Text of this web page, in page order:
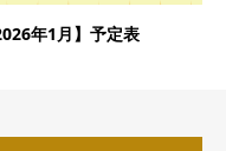
年1月】予定表